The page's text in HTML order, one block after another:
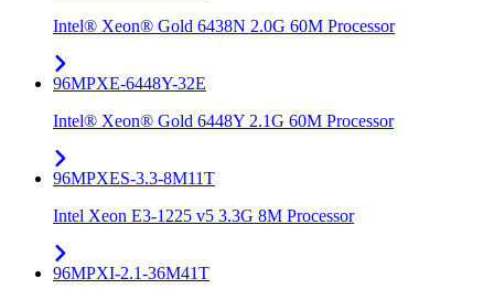
Intel® Xeon® Gold 6438N 2.0G 60M Processor
96MPXE-6448Y-32E
Intel® Xeon® Gold 6448Y 2.1G 60M Processor
96MPXES-3.3-8M11T
Intel Xeon E3-1225 v5 3.3G 8M Processor
96MPXI-2.1-36M41T